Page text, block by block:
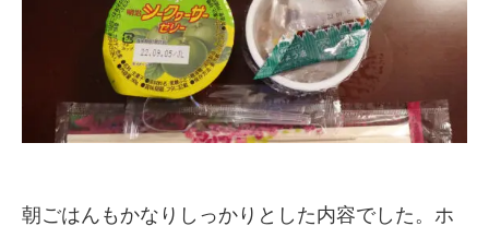
朝ごはんもかなりしっかりとした内容でした。ホ